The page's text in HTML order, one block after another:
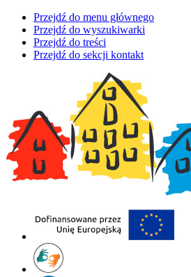
Przejdź do menu głównego
Przejdź do wyszukiwarki
Przejdź do treści
Przejdź do sekcji kontakt